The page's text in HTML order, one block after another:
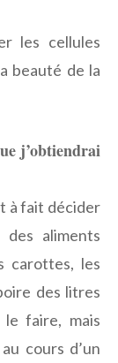
les cellules
beauté de la
j’obtiendrai
à fait décider
aliments
carottes, les
des litres
faire, mais
cours d’un